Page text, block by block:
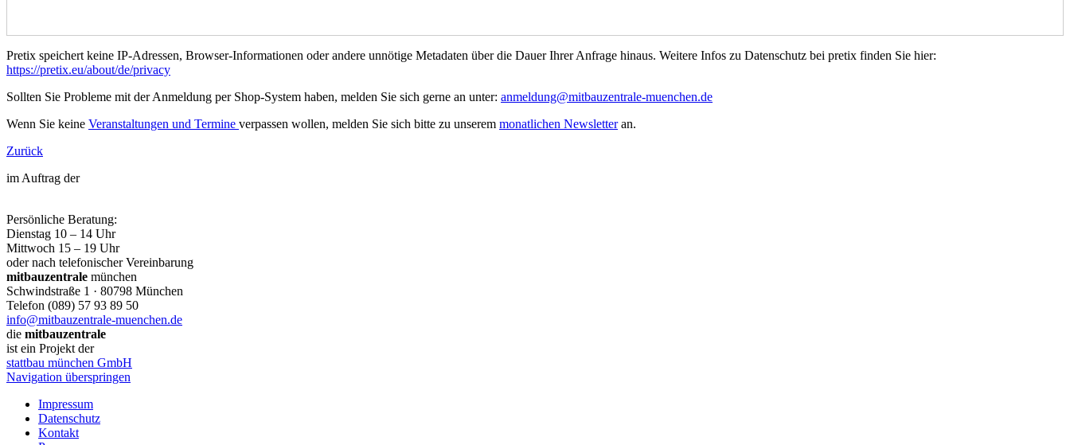
Pretix speichert keine IP-Adressen, Browser-Informationen oder andere unnötige Metadaten über die Dauer Ihrer Anfrage hinaus. Weitere Infos zu Datenschutz bei pretix finden Sie hier:
https://pretix.eu/about/de/privacy
Sollten Sie Probleme mit der Anmeldung per Shop-System haben, melden Sie sich gerne an unter: anmeldung@mitbauzentrale-muenchen.de
Wenn Sie keine Veranstaltungen und Termine verpassen wollen, melden Sie sich bitte zu unserem monatlichen Newsletteran.
Zurück
im Auftrag der
Persönliche Beratung:
Dienstag 10 – 14 Uhr
Mittwoch 15 – 19 Uhr
oder nach telefonischer Vereinbarung
mitbauzentrale münchen
Schwindstraße 1 · 80798 München
Telefon (089) 57 93 89 50
info@mitbauzentrale-muenchen.de
die mitbauzentrale
ist ein Projekt der
stattbau münchen GmbH
Navigation überspringen
Impressum
Datenschutz
Kontakt